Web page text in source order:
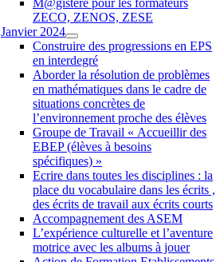
M@gistère pour les formateurs
ZECO, ZENOS, ZESE
Janvier 2024
Construire des progressions en EPS
en interdegré
Aborder la résolution de problèmes
en mathématiques dans le cadre de
situations concrètes de
l’environnement proche des élèves
Groupe de Travail « Accueillir des
EBEP (élèves à besoins
spécifiques) »
Ecrire dans toutes les disciplines : la
place du vocabulaire dans les écrits ,
des écrits de travail aux écrits courts
Accompagnement des ASEM
L’expérience culturelle et l’aventure
motrice avec les albums à jouer